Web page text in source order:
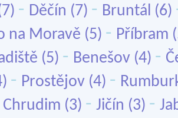
- Děčín (7) - Bruntál (6)
na Moravě (5) - Příbram
(5) - Benešov (4) -
- Prostějov (4) -
Chrudim (3) - Jičín (3) -